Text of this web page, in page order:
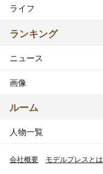
ライフ
ランキング
ニュース
画像
ルーム
人物一覧
会社概要 モデルプレスとは